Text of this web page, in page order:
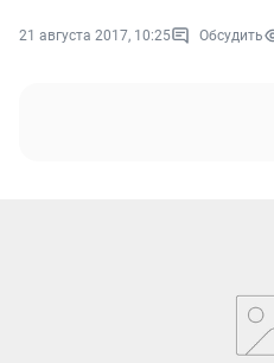
21 августа 2017, 10:25 Обсудить